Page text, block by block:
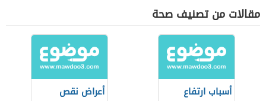
مقالات من تصنيف صحة
أسباب ارتفاع
أعراض نقص